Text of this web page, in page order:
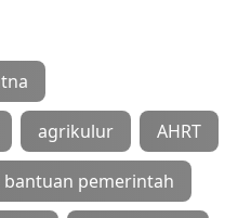
agrikulur AHRT
bantuan pemerintah